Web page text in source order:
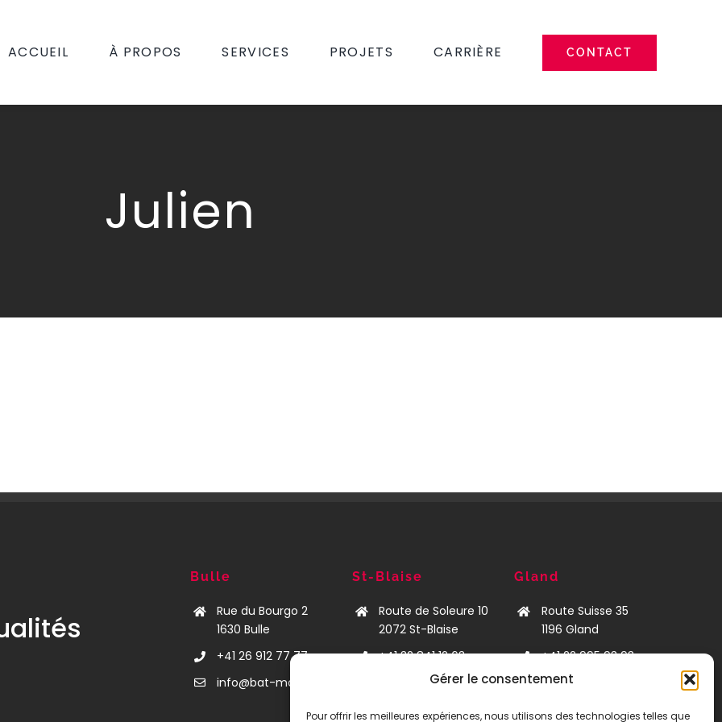
Gérer le consentement
Pour offrir les meilleures expériences, nous utilisons des technologies telles que
ACCUEIL À PROPOS SERVICES PROJETS CARRIÈRE CONTACT
Julien
Bulle
Rue du Bourgo 2
1630 Bulle
+41 26 912 77 77
info@bat-mann.ch
St-Blaise
Route de Soleure 10
2072St-Blaise
+41 32 841 12 63
neuchatel@bat-
Gland
Route Suisse 35
1196 Gland
+41 22 995 93 93
leman@bat-